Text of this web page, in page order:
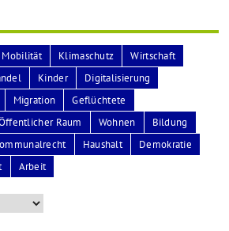
Mobilität Klimaschutz
Wirtschaft
Kinder
Digitalisierung
Migration
Geflüchtete
Raum Wohnen
Bildung
Haushalt
Demokratie
Arbeit